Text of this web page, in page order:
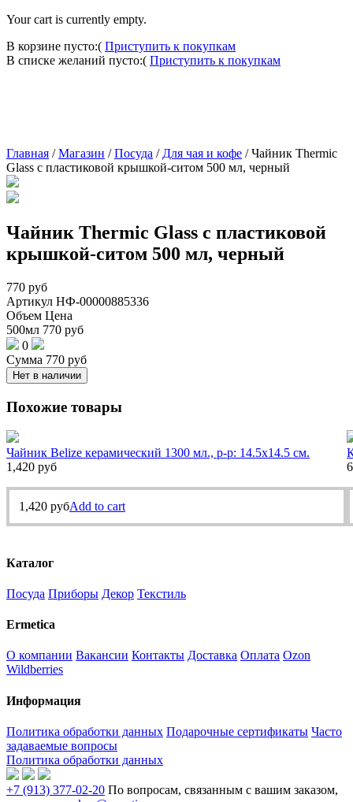
Your cart is currently empty.
В корзине пусто:( Приступить к покупкам
В списке желаний пусто:( Приступить к покупкам
Главная /Магазин /Посуда / Для чая и кофе /Чайник Thermic
Glass с пластиковой крышкой-ситом 500 мл, черный
Чайник Thermic Glass с пластиковой
крышкой-ситом 500 мл, черный
770 руб
Артикул НФ-00000885336
Объем Цена
500мл 770 руб
0
Сумма 770 руб
Нет в наличии
Похожие товары
Чайник Belize керамический 1300 мл., р-р: 14.5х14.5 см.
1,420 руб
1,420 рубAdd to cart
Каталог
Посуда Приборы Декор Текстиль
Ermetica
О компании Вакансии Контакты Доставка Оплата Ozon
Wildberries
Информация
Политика обработки данных Подарочные сертификаты Часто
задаваемые вопросы
Политика обработки данных
+7 (913) 377-02-20 По вопросам, связанным с вашим заказом,